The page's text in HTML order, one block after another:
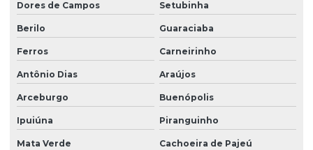
Dores de Campos Setubinha
Berilo Guaraciaba
Ferros Carneirinho
Antônio Dias Araújos
Arceburgo Buenópolis
Ipuiúna Piranguinho
Mata Verde Cachoeira de Pajeú